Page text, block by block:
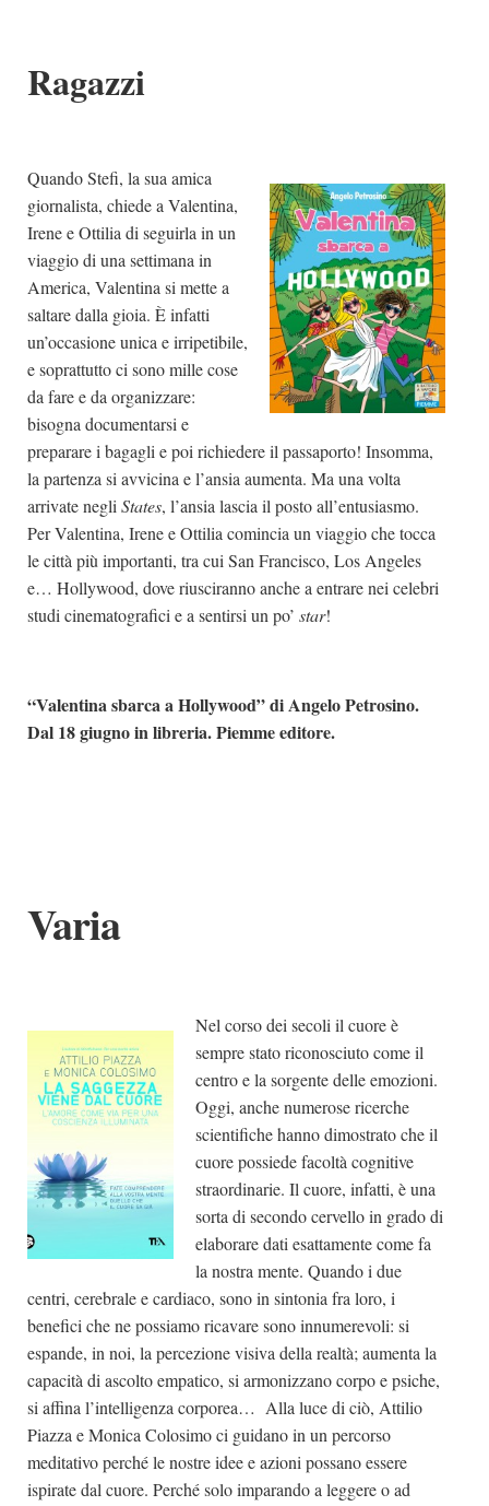
Ragazzi
Quando Stefi, la sua amica
giornalista, chiede a Valentina,
Irene e Ottilia di seguirla in un
viaggio di una settimana in
America, Valentina si mette a
saltare dalla gioia. È infatti
un’occasione unica e irripetibile,
e soprattutto ci sono mille cose
da fare e da organizzare:
bisogna documentarsi e
preparare i bagagli e poi richiedere il passaporto! Insomma,
la partenza si avvicina e l’ansia aumenta. Ma una volta
arrivate negli States, l’ansia lascia il posto all’entusiasmo.
Per Valentina, Irene e Ottilia comincia un viaggio che tocca
le città più importanti, tra cui San Francisco, Los Angeles
e… Hollywood, dove riusciranno anche a entrare nei celebri
studi cinematografici e a sentirsi un po’ star!
“Valentina sbarca a Hollywood” diAngelo Petrosino.
Dal 18 giugno in libreria. Piemme editore.
Varia
Nel corso dei secoli il cuore è
sempre stato riconosciuto come il
centro e la sorgente delle emozioni.
Oggi, anche numerose ricerche
scientifiche hanno dimostrato che il
cuore possiede facoltà cognitive
straordinarie. Il cuore, infatti, è una
sorta di secondo cervello in grado di
elaborare dati esattamente come fa
la nostra mente. Quando i due
centri, cerebrale e cardiaco, sono in sintonia fra loro, i
benefici che ne possiamo ricavare sono innumerevoli: si
espande, in noi, la percezione visiva della realtà; aumenta la
capacità di ascolto empatico, si armonizzano corpo e psiche,
si affina l’intelligenza corporea… Alla luce di ciò, Attilio
Piazza e Monica Colosimo ci guidano in un percorso
meditativo perché le nostre idee e azioni possano essere
ispirate dal cuore. Perché solo imparando a leggere o ad